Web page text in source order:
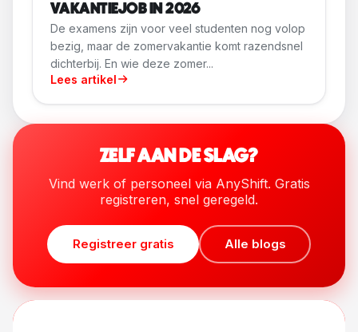
VAKANTIEJOB IN 2026
De examens zijn voor veel studenten nog volop
bezig, maar de zomervakantie komt razendsnel
dichterbij. En wie deze zomer...
Lees artikel
ZELF AAN DE SLAG?
Vind werk of personeel via AnyShift. Gratis
registreren, snel geregeld.
Registreer gratis Alle blogs